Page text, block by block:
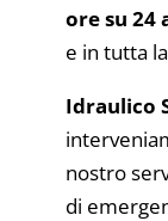
ore su 24
e in tutta
Idraulico
nostro
di